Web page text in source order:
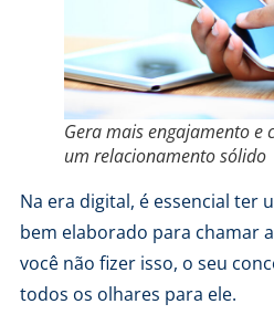
Gera mais engajamento
um relacionamento sólido
Na era digital, é essencial ter
bem elaborado para chamar
você não fizer isso, o seu
todos os olhares para ele.